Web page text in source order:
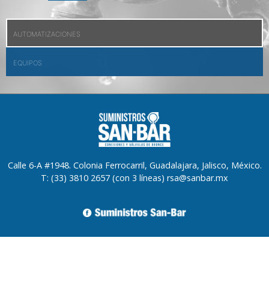
AUTOMATIZACIONES
EQUIPOS
Calle 6-A #1948. Colonia Ferrocarril, Guadalajara, Jalisco, México.
T: (33) 3810 2657 (con 3 líneas) rsa@sanbar.mx